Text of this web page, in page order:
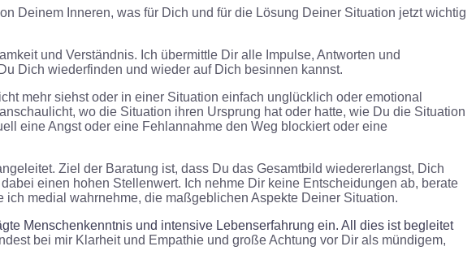
Deinem Inneren, was für Dich und für die Lösung Deiner Situation jetzt wichtig
und Verständnis. Ich übermittle Dir alle Impulse, Antworten und
Dich wiederfinden und wieder auf Dich besinnen kannst.
mehr siehst oder in einer Situation einfach unglücklich oder emotional
wo die Situation ihren Ursprung hat oder hatte, wie Du die Situation
eine Angst oder eine Fehlannahme den Weg blockiert oder eine
Ziel der Baratung ist, dass Du das Gesamtbild wiedererlangst, Dich
einen hohen Stellenwert. Ich nehme Dir keine Entscheidungen ab, berate
medial wahrnehme, die maßgeblichen Aspekte Deiner Situation.
Menschenkenntnis und intensive Lebenserfahrung ein. All dies ist begleitet
bei mir Klarheit und Empathie und große Achtung vor Dir als mündigem,